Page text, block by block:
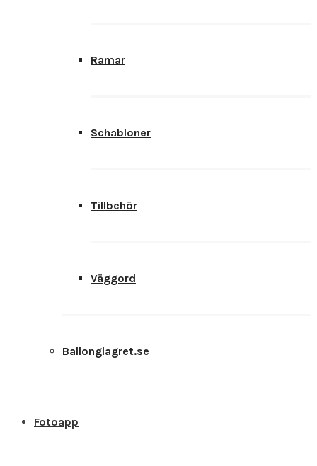
Ramar
Schabloner
Tillbehör
Väggord
Ballonglagret.se
Fotoapp